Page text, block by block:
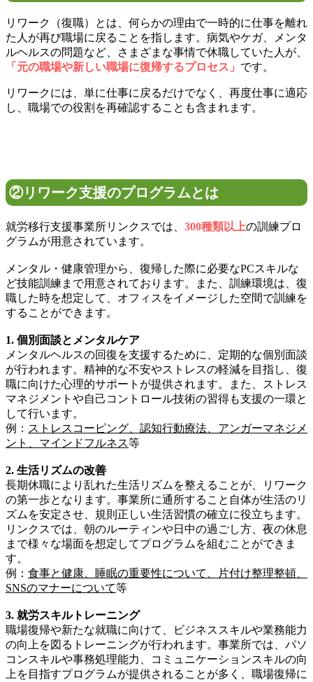
リワーク（復職）とは、何らかの理由で一時的に仕事を離れ
た人が再び職場に戻ることを指します。病気やケガ、メンタ
ルヘルスの問題など、さまざまな事情で休職していた人が、
「元の職場や新しい職場に復帰するプロセス」 です。
リワークには、単に仕事に戻るだけでなく、再度仕事に適応
し、職場での役割を再確認することも含まれます。
②リワーク支援のプログラムとは
就労移行支援事業所リンクスでは、 300種類以上の訓練プロ
グラムが用意されています。
メンタル・健康管理から、復帰した際に必要なPCスキルな
ど技能訓練まで用意されております。また、訓練環境は、復
職した時を想定して、オフィスをイメージした空間で訓練を
することができます。
1. 個別面談とメンタルケア
メンタルヘルスの回復を支援するために、定期的な個別面談
が行われます。精神的な不安やストレスの軽減を目指し、復
職に向けた心理的サポートが提供されます。また、ストレス
マネジメントや自己コントロール技術の習得も支援の一環と
して行います。
例： ストレスコーピング、認知行動療法、アンガーマネジメ
ント、マインドフルネス等
2. 生活リズムの改善
長期休職により乱れた生活リズムを整えることが、リワーク
の第一歩となります。事業所に通所すること自体が生活のリ
ズムを安定させ、規則正しい生活習慣の確立に役立ちます。
リンクスでは、朝のルーティンや日中の過ごし方、夜の休息
まで様々な場面を想定してプログラムを組むことができま
す。
例： 食事と健康、睡眠の重要性について、片付け整理整頓、
SNSのマナーについて等
3. 就労スキルトレーニング
職場復帰や新たな就職に向けて、ビジネススキルや業務能力
の向上を図るトレーニングが行われます。事業所では、パソ
コンスキルや事務処理能力、コミュニケーションスキルの向
上を目指すプログラムが提供されることが多く、職場復帰に